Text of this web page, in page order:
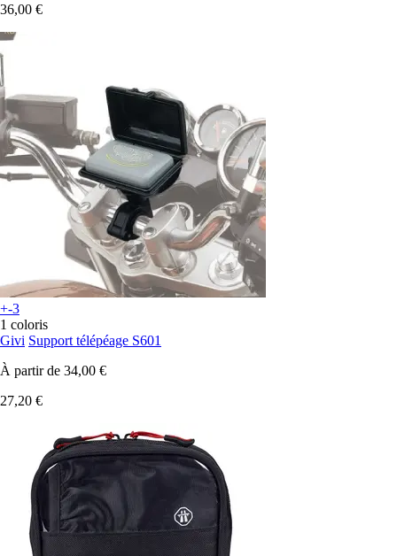
36,00 €
+-3
1 coloris
Givi Support télépéage S601
À partir de 34,00 €
27,20 €